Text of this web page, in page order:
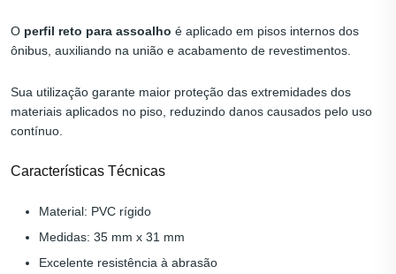
O perfil reto para assoalho é aplicado em pisos internos dos
ônibus, auxiliando na união e acabamento de revestimentos.
Sua utilização garante maior proteção das extremidades dos
materiais aplicados no piso, reduzindo danos causados pelo uso
contínuo.
Características Técnicas
Material: PVC rígido
Medidas: 35 mm x 31 mm
Excelente resistência à abrasão